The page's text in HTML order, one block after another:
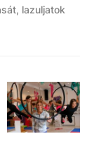
lazuljatok